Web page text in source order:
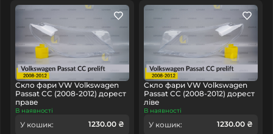
Скло фари VW Volkswagen
Passat CC (2008-2012) дорест
праве
В наявності
У кошик: 1230.00 ₴
Скло фари VW Volkswagen
Passat CC (2008-2012) дорест
ліве
В наявності
У кошик: 1230.00 ₴